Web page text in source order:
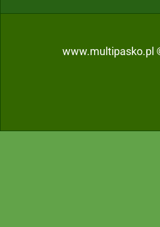
www.multipasko.pl